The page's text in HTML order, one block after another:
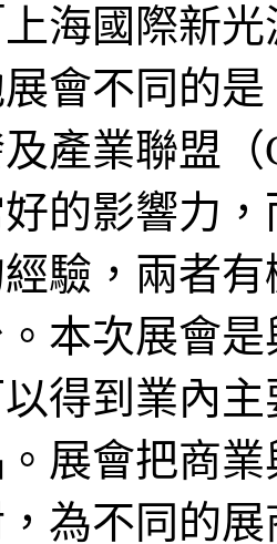
海國際新
會不同的
產業聯盟
的影響力
驗，兩者
本次展會
得到業內
展會把商
為不同的